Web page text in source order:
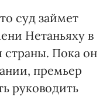
суд займет
Нетаньяху в
Пока он
премьер
руководить